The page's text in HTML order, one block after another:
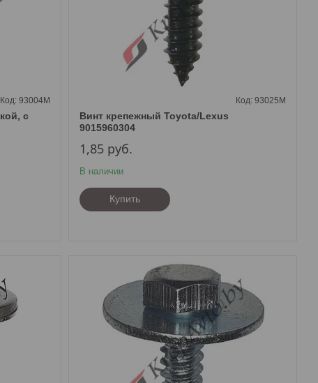
с
93004M
Винт крепежный Toyota/Lexus
9015960304
93025M
1,85 руб.
В наличии
Купить